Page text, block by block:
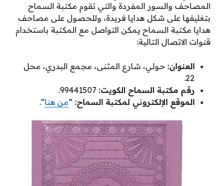
المصاحف والسور المفردة والتي تقوم مكتبة السماح
بتغليفها على شكل هدايا فريدة، وللحصول على مصاحف
هدايا مكتبة السماح يمكن التواصل مع المكتبة باستخدام
قنوات الاتصال التالية:
العنوان: حولي، شارع المثنى، مجمع البدري، محل
22.
رقم مكتبة السماح الكويت:
الموقع الإلكتروني لمكتبة السماح: “من هنا“.